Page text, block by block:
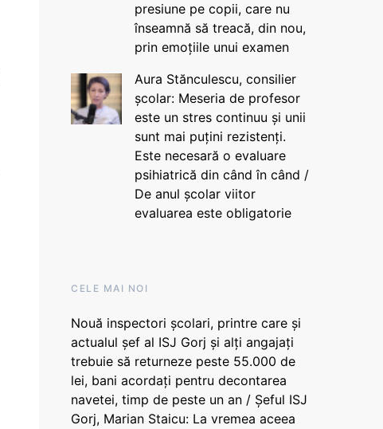
presiune pe copii, care nu
înseamnă să treacă, din nou,
prin emoțiile unui examen
Aura Stănculescu, consilier
școlar: Meseria de profesor
este un stres continuu și unii
sunt mai puțini rezistenți.
Este necesară o evaluare
psihiatrică din când în când /
De anul școlar viitor
evaluarea este obligatorie
CELE MAI NOI
Nouă inspectori școlari, printre care și
actualul șef al ISJ Gorj și alți angajați
trebuie să returneze peste 55.000 de
lei, bani acordați pentru decontarea
navetei, timp de peste un an / Șeful ISJ
Gorj, Marian Staicu: La vremea aceea